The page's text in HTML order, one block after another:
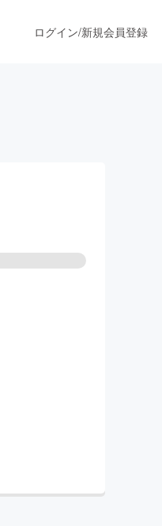
ログイン/新規会員登録